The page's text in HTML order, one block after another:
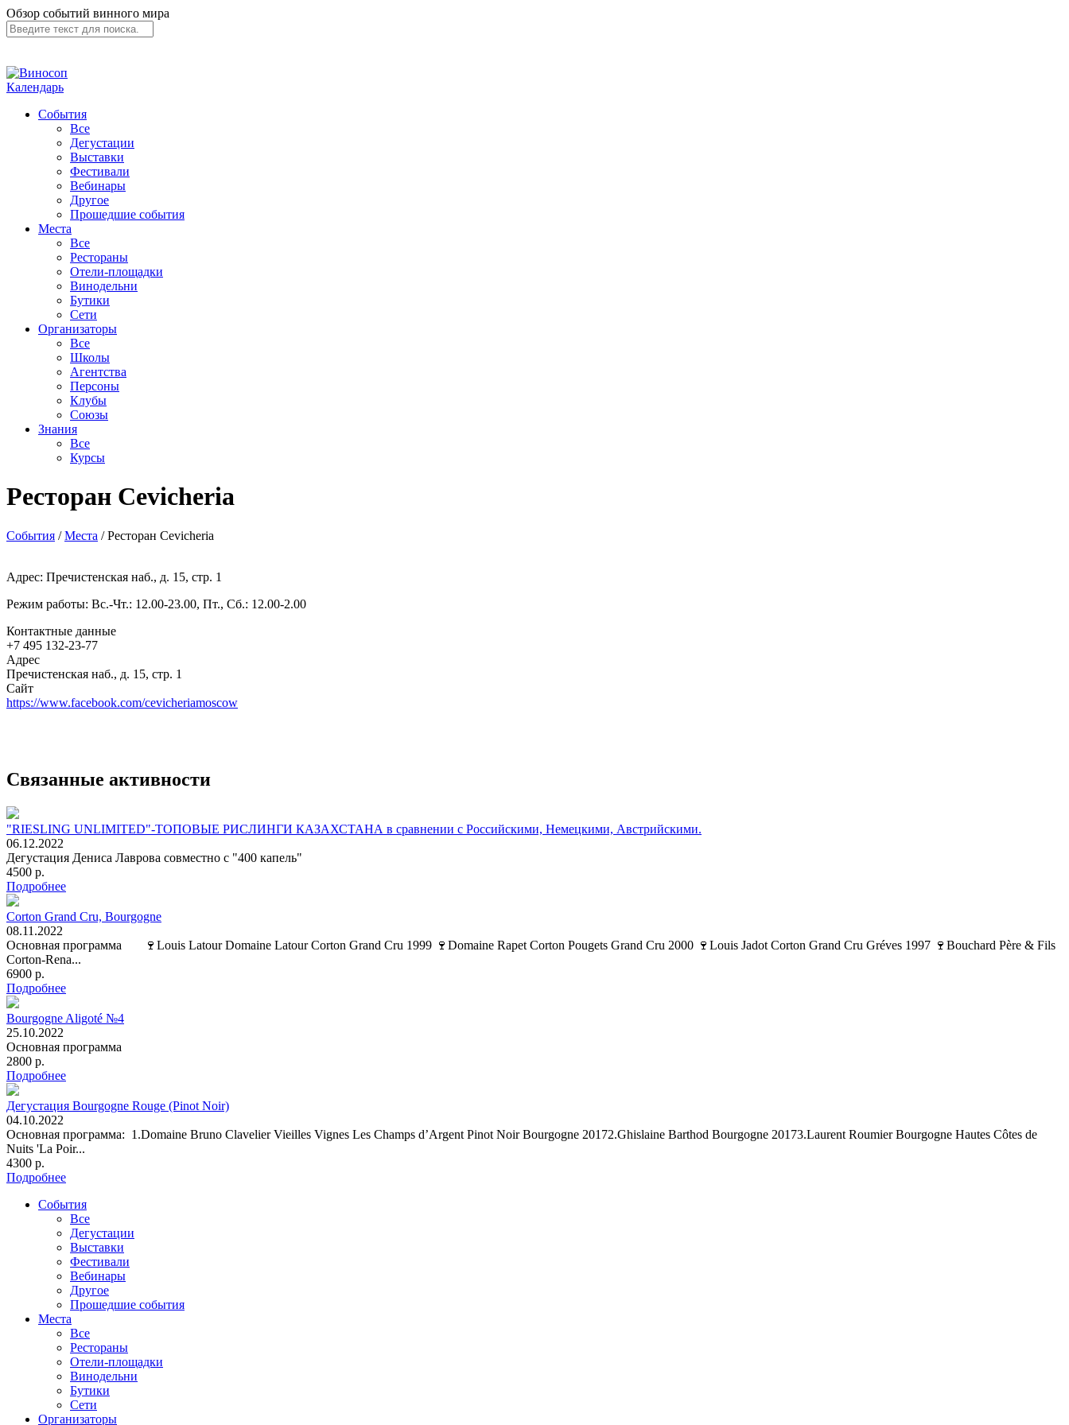
Обзор событий винного мира
Календарь
События
Все
Дегустации
Выставки
Фестивали
Вебинары
Другое
Прошедшие события
Места
Все
Рестораны
Отели-площадки
Винодельни
Бутики
Сети
Организаторы
Все
Школы
Агентства
Персоны
Клубы
Союзы
Знания
Все
Курсы
Ресторан Cevicheria
События /Места /Ресторан Cevicheria
Адрес: Пречистенская наб., д. 15, стр. 1
Режим работы: Вс.-Чт.: 12.00-23.00, Пт., Сб.: 12.00-2.00
Контактные данные
+7 495 132-23-77
Адрес
Пречистенская наб., д. 15, стр. 1
Сайт
https://www.facebook.com/cevicheriamoscow
Связанные активности
"RIESLING UNLIMITED"-ТОПОВЫЕ РИСЛИНГИ КАЗАХСТАНА в сравнении с Российcкими, Немецкими, Австрийскими.
06.12.2022
Дегустация Дениса Лаврова совместно с "400 капель"
4500 р.
Подробнее
Corton Grand Cru, Bourgogne
08.11.2022
Основная программа 🍷Louis Latour Domaine Latour Corton Grand Cru 1999 🍷Domaine Rapet Corton Pougets Grand Cru 2000 🍷Louis Jadot Corton Grand Cru Gréves 1997 🍷Bouchard Père & Fils
Corton-Rena...
6900 р.
Подробнее
Bourgogne Aligoté №4
25.10.2022
Основная программа
2800 р.
Подробнее
Дегустация Bourgogne Rouge (Pinot Noir)
04.10.2022
Основная программа: 1.Domaine Bruno Clavelier Vieilles Vignes Les Champs d’Argent Pinot Noir Bourgogne 20172.Ghislaine Barthod Bourgogne 20173.Laurent Roumier Bourgogne Hautes Côtes de
Nuits 'La Poir...
4300 р.
Подробнее
События
Все
Дегустации
Выставки
Фестивали
Вебинары
Другое
Прошедшие события
Места
Все
Рестораны
Отели-площадки
Винодельни
Бутики
Сети
Организаторы